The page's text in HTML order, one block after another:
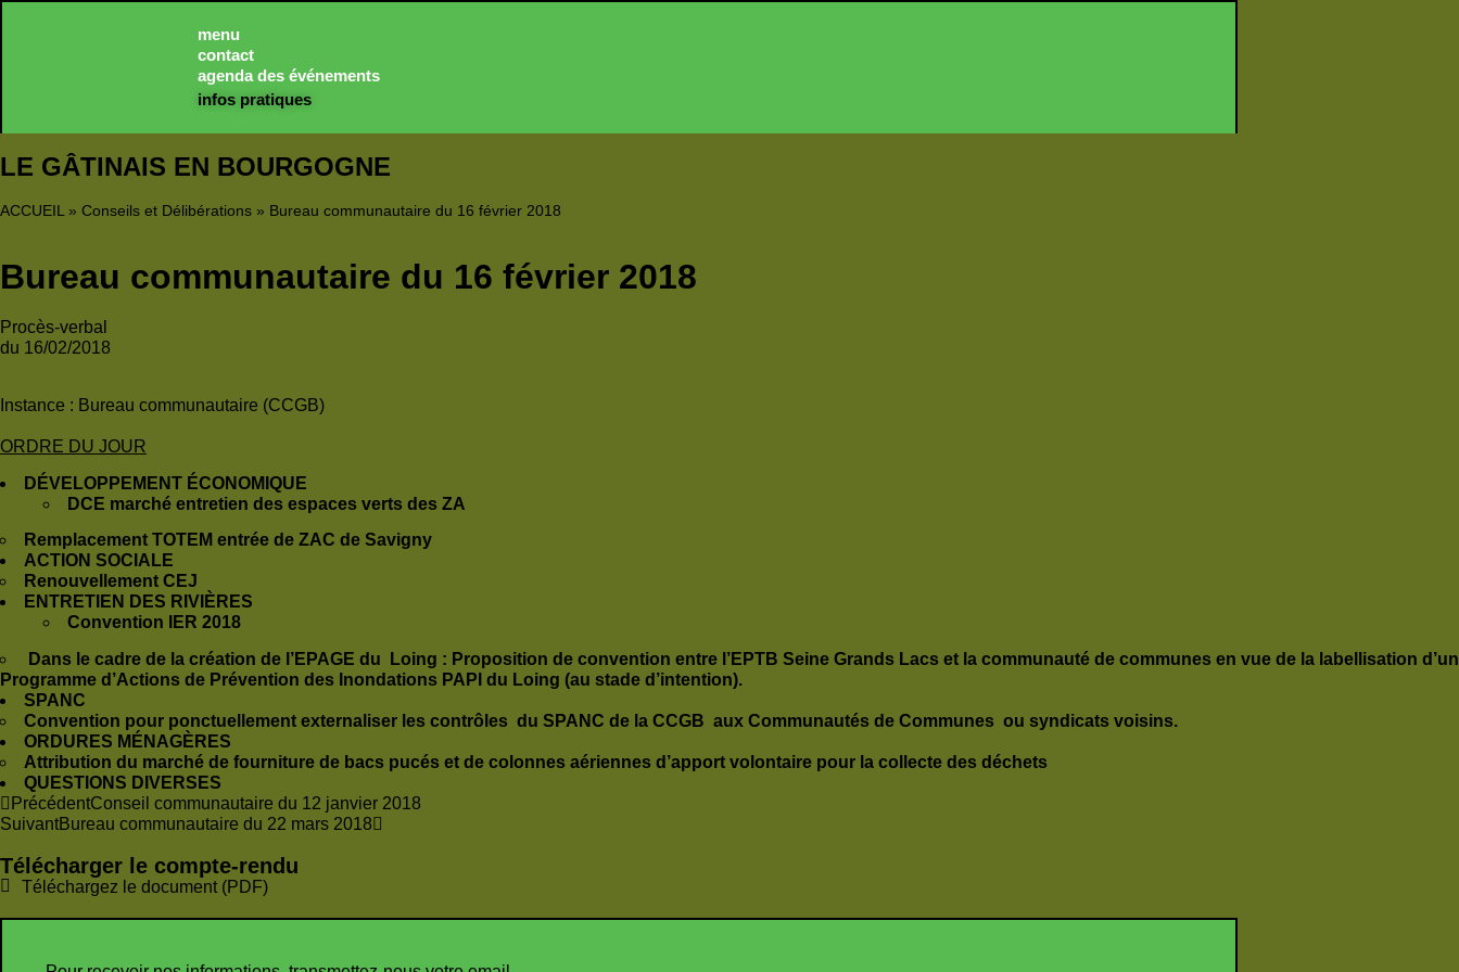
menu
contact
agenda des événements
infos pratiques
LE GÂTINAIS EN BOURGOGNE
ACCUEIL» Conseils et Délibérations » Bureau communautaire du 16 février 2018
Bureau communautaire du 16 février 2018
Procès-verbal
du 16/02/2018
Instance : Bureau communautaire (CCGB)
ORDRE DU JOUR
DÉVELOPPEMENT ÉCONOMIQUE
DCE marché entretien des espaces verts des ZA
Remplacement TOTEM entrée de ZAC de Savigny
ACTION SOCIALE
Renouvellement CEJ
ENTRETIEN DES RIVIÈRES
Convention IER 2018
Dans le cadre de la création de l’EPAGE du Loing : Proposition de convention entre l’EPTB Seine Grands Lacs et la communauté de communes en vue de la labellisation d’un
Programme d’Actions de Prévention des Inondations PAPI du Loing (au stade d’intention).
SPANC
Convention pour ponctuellement externaliser les contrôles du SPANC de la CCGB aux Communautés de Communes ou syndicats voisins.
ORDURES MÉNAGÈRES
Attribution du marché de fourniture de bacs pucés et de colonnes aériennes d’apport volontaire pour la collecte des déchets
QUESTIONS DIVERSES
PrécédentConseil communautaire du 12 janvier 2018
SuivantBureau communautaire du 22 mars 2018
Télécharger le compte-rendu
Téléchargez le document (PDF)